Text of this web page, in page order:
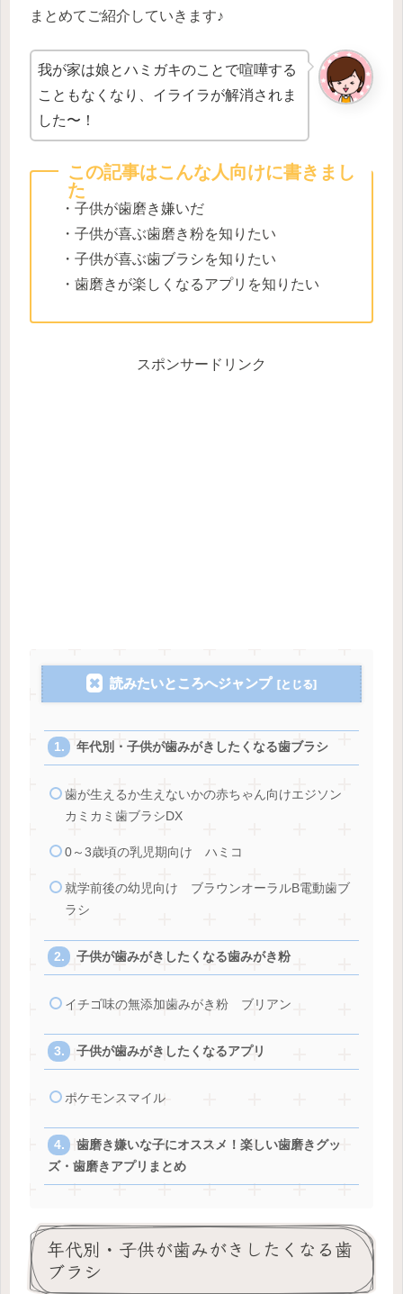
まとめてご紹介していきます♪
我が家は娘とハミガキのことで喧嘩する
こともなくなり、イライラが解消されま
した〜！
この記事はこんな人向けに書きまし
た
・子供が歯磨き嫌いだ
・子供が喜ぶ歯磨き粉を知りたい
・子供が喜ぶ歯ブラシを知りたい
・歯磨きが楽しくなるアプリを知りたい
スポンサードリンク
読みたいところへジャンプ
年代別・子供が歯みがきしたくなる歯ブラシ
歯が生えるか生えないかの赤ちゃん向けエジソン
カミカミ歯ブラシDX
0～3歳頃の乳児期向け ハミコ
就学前後の幼児向け ブラウンオーラルB電動歯ブ
ラシ
子供が歯みがきしたくなる歯みがき粉
イチゴ味の無添加歯みがき粉 ブリアン
子供が歯みがきしたくなるアプリ
ポケモンスマイル
歯磨き嫌いな子にオススメ！楽しい歯磨きグッ
ズ・歯磨きアプリまとめ
年代別・子供が歯みがきしたくなる歯
ブラシ